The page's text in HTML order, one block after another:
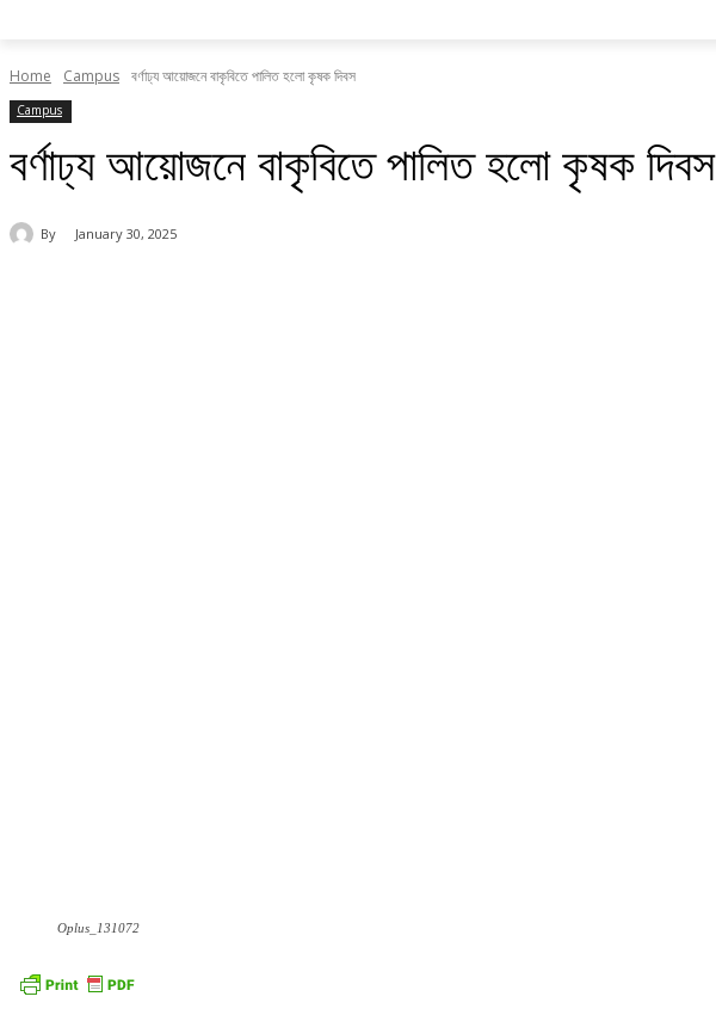
Home Campus বর্ণাঢ্য আয়োজনে বাকৃবিতে পালিত হলো কৃষক দিবস
Campus
বর্ণাঢ্য আয়োজনে বাকৃবিতে পালিত হলো কৃষক দিবস
By January 30, 2025
Oplus_131072